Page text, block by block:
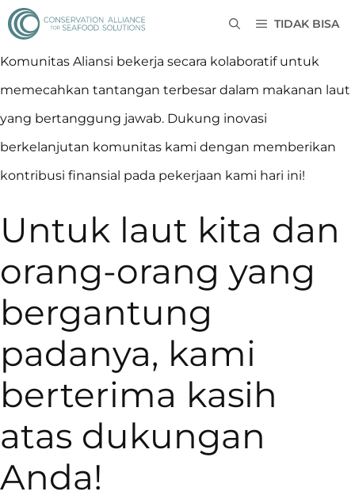
TIDAK BISA
Komunitas Aliansi bekerja secara kolaboratif untuk
memecahkan tantangan terbesar dalam makanan laut
yang bertanggung jawab. Dukung inovasi
berkelanjutan komunitas kami dengan memberikan
kontribusi finansial pada pekerjaan kami hari ini!
Untuk laut kita dan
orang-orang yang
bergantung
padanya, kami
berterima kasih
atas dukungan
Anda!